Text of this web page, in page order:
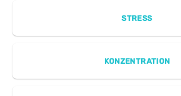
STRESS
KONZENTRATION